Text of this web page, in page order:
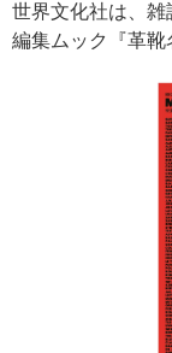
世界文化社は、雑
編集ムック『革靴